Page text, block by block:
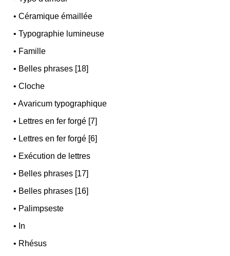
•Céramique émaillée
•Typographie lumineuse
• Famille
• Belles phrases [18]
•Cloche
•Avaricum typographique
• Lettres en fer forgé [7]
• Lettres en fer forgé [6]
• Exécution de lettres
• Belles phrases [17]
• Belles phrases [16]
• Palimpseste
• In
• Rhésus